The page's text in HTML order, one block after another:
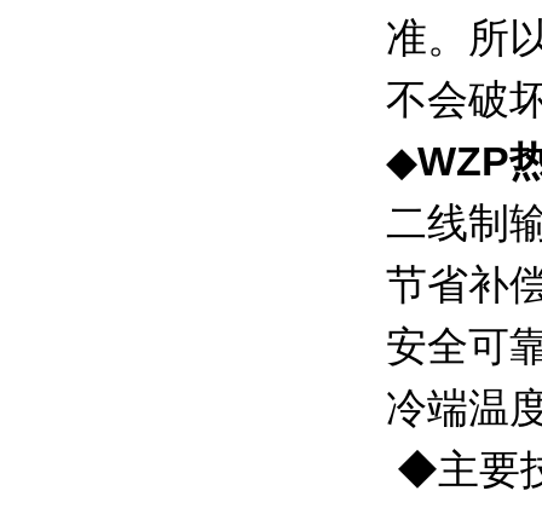
准。所
不会破
◆WZP
二线制
节省补
安全可
冷端温
◆主要